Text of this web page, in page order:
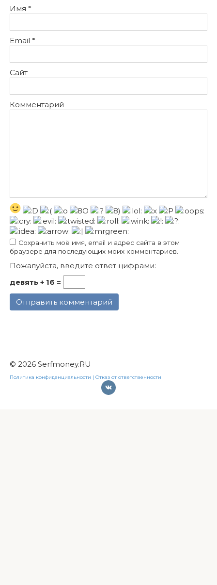
Имя *
Email *
Сайт
Комментарий
Сохранить моё имя, email и адрес сайта в этом
браузере для последующих моих комментариев.
Пожалуйста, введите ответ цифрами:
девять + 16 =
© 2026 Serfmoney.RU
Политика конфиденциальности | Отказ от ответственности